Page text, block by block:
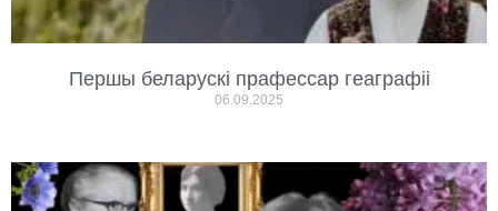
Першы беларускі прафессар геаграфіі
06.09.2025